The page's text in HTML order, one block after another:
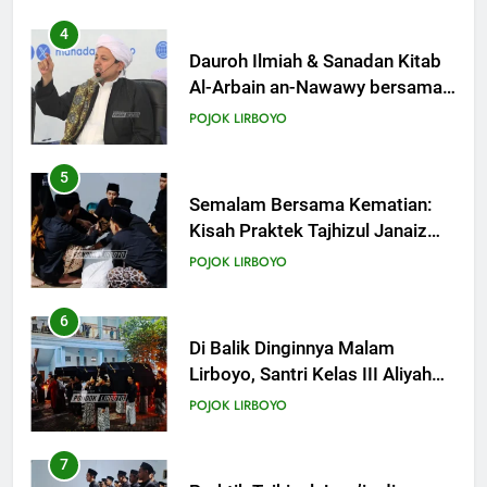
KHUTBAH
21
KHUTBAH
22
Silaturahmi
KHUTBAH
23
4
Dauroh Ilmiah & Sanadan Kitab
Al-Arbain an-Nawawy bersama
As-Syaikh Dr. Yasir Al-Adny
POJOK LIRBOYO
5
Semalam Bersama Kematian:
Kisah Praktek Tajhizul Janaiz
Siswa III Aliyah
POJOK LIRBOYO
6
Di Balik Dinginnya Malam
Lirboyo, Santri Kelas III Aliyah
Belajar Praktik Tajhizul Janaiz
POJOK LIRBOYO
7